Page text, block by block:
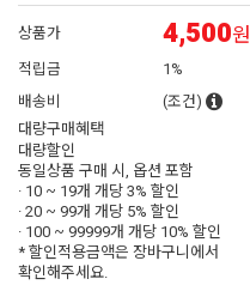
상품가 4,500원
적립금
1%
배송비
(조건)
대량구매혜택
대량할인
동일상품 구매 시, 옵션 포함
· 10 ~ 19개 개당3% 할인
· 20 ~ 99개 개당 5% 할인
· 100 ~ 99999개 개당 10% 할인
* 할인적용금액은 장바구니에서
확인해주세요.